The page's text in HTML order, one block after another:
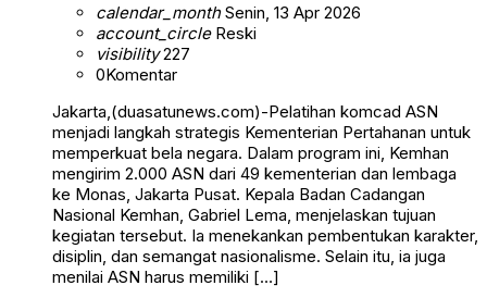
calendar_monthSenin, 13 Apr 2026
account_circleReski
visibility227
0Komentar
Jakarta,(duasatunews.com)-Pelatihan komcad ASN
menjadi langkah strategis Kementerian Pertahanan untuk
memperkuat bela negara. Dalam program ini, Kemhan
mengirim 2.000 ASN dari 49 kementerian dan lembaga
ke Monas, Jakarta Pusat. Kepala Badan Cadangan
Nasional Kemhan, Gabriel Lema, menjelaskan tujuan
kegiatan tersebut. Ia menekankan pembentukan karakter,
disiplin, dan semangat nasionalisme. Selain itu, ia juga
menilai ASN harus memiliki […]